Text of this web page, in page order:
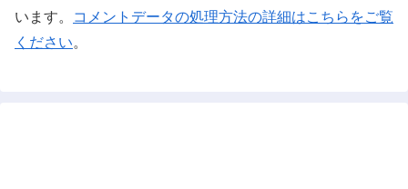
います。
コメントデータの処理方法の詳細はこちらをご覧
ください。